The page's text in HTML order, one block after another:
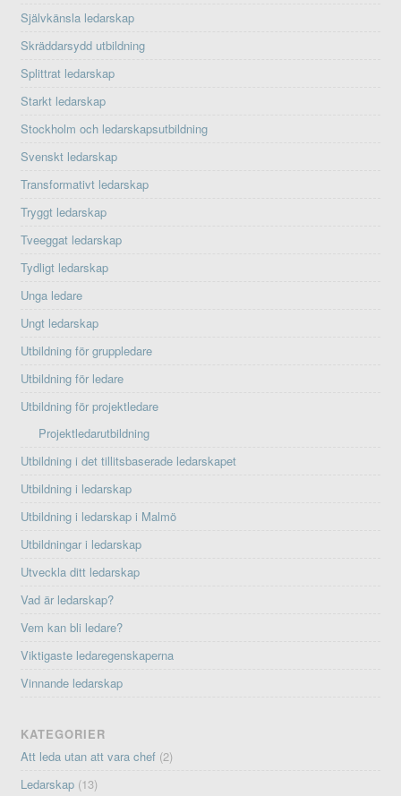
Självkänsla ledarskap
Skräddarsydd utbildning
Splittrat ledarskap
Starkt ledarskap
Stockholm och ledarskapsutbildning
Svenskt ledarskap
Transformativt ledarskap
Tryggt ledarskap
Tveeggat ledarskap
Tydligt ledarskap
Unga ledare
Ungt ledarskap
Utbildning för gruppledare
Utbildning för ledare
Utbildning för projektledare
Projektledarutbildning
Utbildning i det tillitsbaserade ledarskapet
Utbildning i ledarskap
Utbildning i ledarskap i Malmö
Utbildningar i ledarskap
Utveckla ditt ledarskap
Vad är ledarskap?
Vem kan bli ledare?
Viktigaste ledaregenskaperna
Vinnande ledarskap
KATEGORIER
Att leda utan att vara chef (2)
Ledarskap (13)